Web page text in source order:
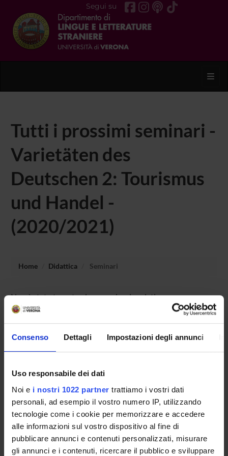
Consenso Dettagli Impostazioni degli annunci
Uso responsabile dei dati
Noi e i nostri 1022 partner trattiamo i vostri dati
personali, ad esempio il vostro numero IP, utilizzando
tecnologie come i cookie per memorizzare e accedere
alle informazioni sul vostro dispositivo al fine di
pubblicare annunci e contenuti personalizzati, misurare
gli annunci e i contenuti, ricercare il pubblico e sviluppare
Segui su
Tutti i prossimi seminari -
Varietäten des
Deutschen 2: Tourismus
und Handel -
(2020/2021)
Home Didattica Seminari
Non è stato trovato alcun seminario relativo
all'insegnamento Varietäten des Deutschen 2: Tourismus
CORSI DI STUDIO
DOTTORATI DI RICERCA E FORMAZIONE
SUPERIORE